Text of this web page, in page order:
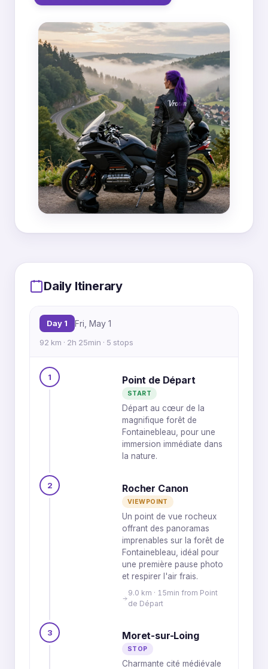
MapLibre|OpenFreeMap © OpenMapTilesData fromOpenStreetMap
Daily Itinerary
Day 1 Fri, May 1
92 km · 2h 25min · 5 stops
1 Point de Départ
START
Départ au cœur de la
magnifique forêt de
Fontainebleau, pour une
immersion immédiate dans
la nature.
2 Rocher Canon
VIEWPOINT
Un point de vue rocheux
offrant des panoramas
imprenables sur la forêt de
Fontainebleau, idéal pour
une première pause photo
et respirer l'air frais.
9.0 km · 15min from Point
de Départ
3 Moret-sur-Loing
STOP
Charmante cité médiévale